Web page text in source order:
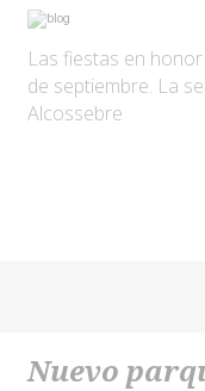
Las fiestas en
de septiembre. La
Alcossebre
Nuevo